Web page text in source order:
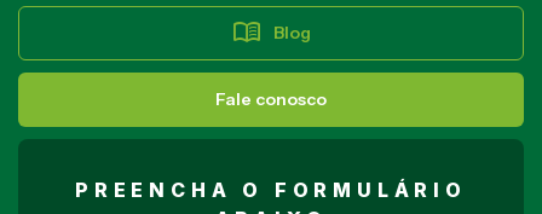
menu_book Blog
Fale conosco
PREENCHA O FORMULÁRIO